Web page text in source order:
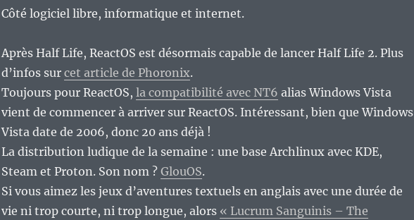
Côté logiciel libre, informatique et internet.
Après Half Life, ReactOS est désormais capable de lancer Half Life 2. Plus
d’infos sur cet article de Phoronix.
Toujours pour ReactOS, la compatibilité avec NT6 alias Windows Vista
vient de commencer à arriver sur ReactOS. Intéressant, bien que Windows
Vista date de 2006, donc 20 ans déjà !
La distribution ludique de la semaine : une base Archlinux avec KDE,
Steam et Proton. Son nom ? GlouOS.
Si vous aimez les jeux d’aventures textuels en anglais avec une durée de
vie ni trop courte, ni trop longue, alors « Lucrum Sanguinis – The